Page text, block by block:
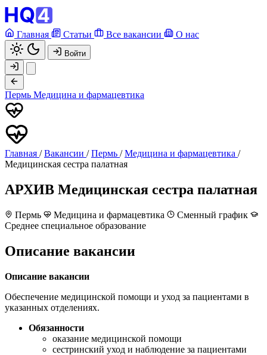
Главная Статьи Все вакансии О нас
Войти
Пермь Медицина и фармацевтика
Главная / Вакансии / Пермь / Медицина и фармацевтика /
Медицинская сестра палатная
АРХИВ Медицинская сестра палатная
Пермь Медицина и фармацевтика
Сменный график
Среднее специальное образование
Описание вакансии
Описание вакансии
Обеспечение медицинской помощи и уход за пациентами в
указанных отделениях.
Обязанности
оказание медицинской помощи
сестринский уход и наблюдение за пациентами